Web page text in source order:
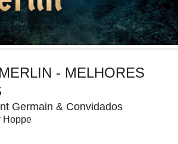
- MELHORES
Germain & Convidados
Hoppe